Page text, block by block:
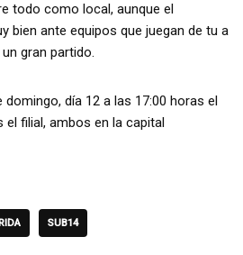
todo como local, aunque el
bien ante equipos que juegan de tu a
gran partido.
día 12 a las 17:00 horas el
el filial, ambos en la capital
SUB14